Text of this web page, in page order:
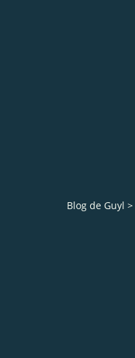
Blog de Guyl >